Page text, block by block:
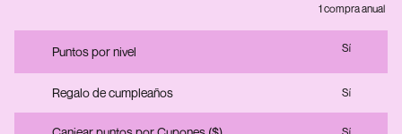
1 compra anual
Puntos por nivel Sí
Regalo de cumpleaños Sí